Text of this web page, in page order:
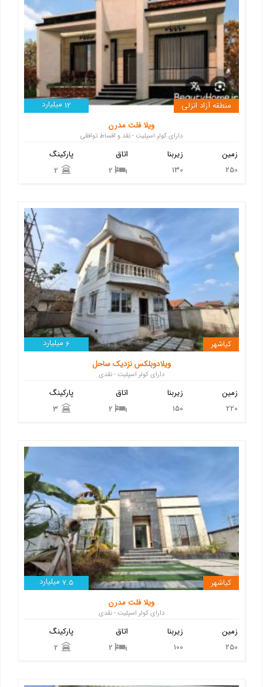
12 میلیارد
منطقه آزاد انزلی
ویلا فلت مدرن
دارای کولر اسپلیت - نقد و اقساط توافقی
پارکینگ
اتاق
2
زیربنا
130
زمین
250
6 میلیارد
کیاشهر
ویلادوبلکس نزدیک ساحل
دارای کولر اسپلیت - نقدی
پارکینگ
اتاق
2
زیربنا
150
زمین
220
7.5 میلیارد
کیاشهر
ویلا فلت مدرن
دارای کولر اسپلیت - نقدی
پارکینگ
اتاق
2
زیربنا
100
زمین
250